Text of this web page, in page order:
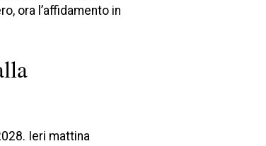
ora l’affidamento in
Ieri mattina